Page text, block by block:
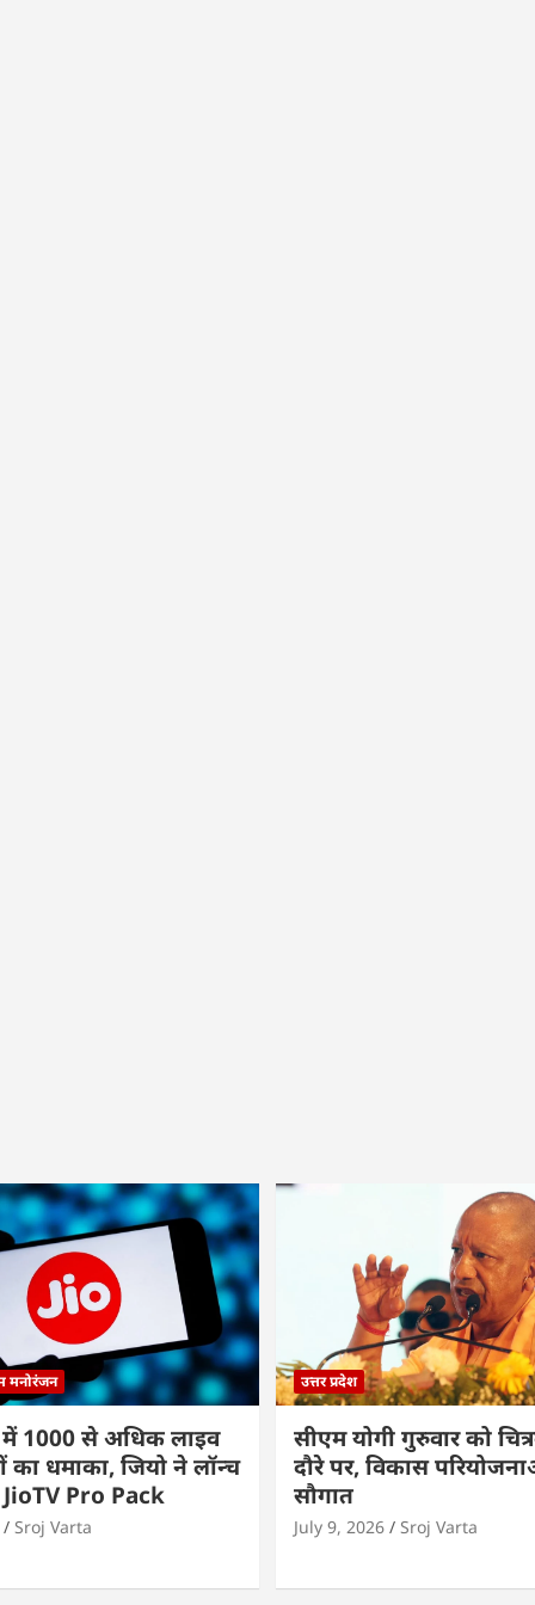
मनोरंजन
में 1000 से अधिक लाइव
का धमाका, जियो ने लॉन्च
JioTV Pro Pack
Sroj Varta
उत्तर प्रदेश
सीएम योगी गुरुवार को
दौरे पर, विकास
सौगात
July 9, 2026 Sroj Varta